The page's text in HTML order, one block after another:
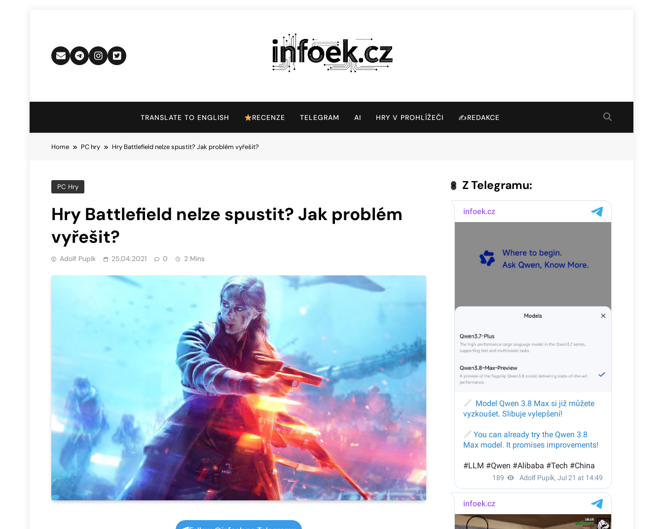
Infoek.cz
TRANSLATE TO ENGLISH RECENZE TELEGRAM AI HRY V PROHLÍŽEČI ✍️REDAKCE
Home PC hry Hry Battlefield nelze spustit? Jak problém vyřešit?
PC Hry
Hry Battlefield nelze spustit? Jak problém
vyřešit?
Adolf Pupík 25.04.2021 0 2 Mins
Z Telegramu: